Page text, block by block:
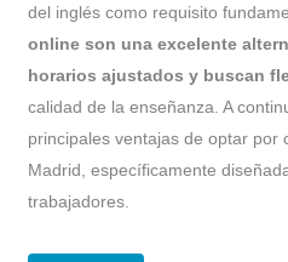
del inglés como requisito
online son una excelente
horarios ajustados y buscan
calidad de la enseñanza. A
principales ventajas de optar por
Madrid, específicamente
trabajadores.